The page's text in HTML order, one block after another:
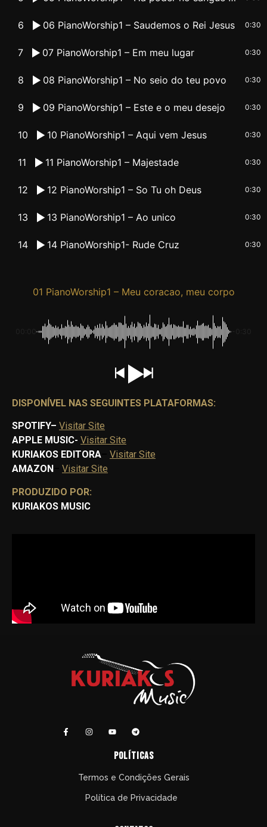
6 06 PianoWorship1 – Saudemos o Rei Jesus 0:30
7 07 PianoWorship1 – Em meu lugar 0:30
8 08 PianoWorship1 – No seio do teu povo 0:30
9 09 PianoWorship1 – Este e o meu desejo 0:30
10 10 PianoWorship1 – Aqui vem Jesus 0:30
11 11 PianoWorship1 – Majestade 0:30
12 12 PianoWorship1 – So Tu oh Deus 0:30
13 13 PianoWorship1 – Ao unico 0:30
14 14 PianoWorship1- Rude Cruz 0:30
01 PianoWorship1 – Meu coracao, meu corpo
DISPONÍVEL NAS SEGUINTES PLATAFORMAS:
SPOTIFY– Visitar Site
APPLE MUSIC- Visitar Site
KURIAKOS EDITORA
Visitar Site
AMAZON
Visitar Site
PRODUZIDO POR:
KURIAKOS MUSIC
políticas
Termos e Condições Gerais
Política de Privacidade